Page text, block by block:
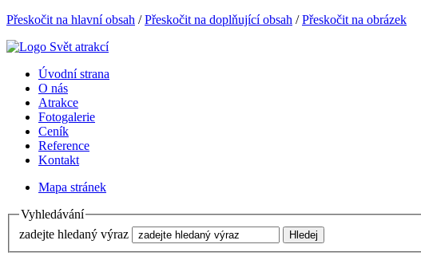
Přeskočit na hlavní obsah /Přeskočit na doplňující obsah /Přeskočit na obrázek
Úvodní strana
O nás
Atrakce
Fotogalerie
Ceník
Reference
Kontakt
Mapa stránek
Vyhledávání
zadejte hledaný výraz